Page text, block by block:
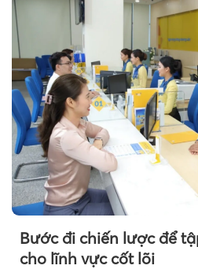
Bước đi chiến lược để
cho lĩnh vực cốt lõi